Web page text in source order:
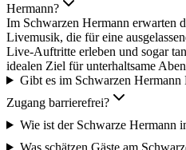
Hermann?
Im Schwarzen Hermann erwarten
Livemusik, die für eine
Live-Auftritte erleben und sogar
idealen Ziel für unterhaltsame
Gibt es im Schwarzen
Zugang barrierefrei?
Wie ist der Schwarze Hermann
Was schätzen Gäste am